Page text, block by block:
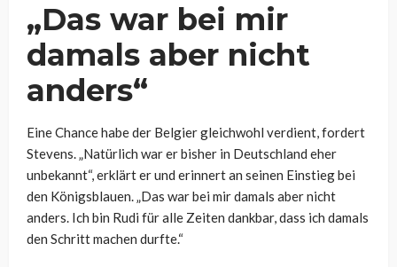
„Das war bei mir
damals aber nicht
anders“
Eine Chance habe der Belgier gleichwohl verdient, fordert
Stevens. „Natürlich war er bisher in Deutschland eher
unbekannt“, erklärt er und erinnert an seinen Einstieg bei
den Königsblauen. „Das war bei mir damals aber nicht
anders. Ich bin Rudi für alle Zeiten dankbar, dass ich damals
den Schritt machen durfte.“